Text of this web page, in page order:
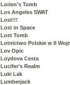
Lorien's Tomb
Los Angeles SWAT
Lost!!!
Lost in Space
Lost Tomb
Lotnictwo Polskie w II
Lov Opic
Loydova Cesta
Lucifer's Realm
Luki Lak
Lumberjack